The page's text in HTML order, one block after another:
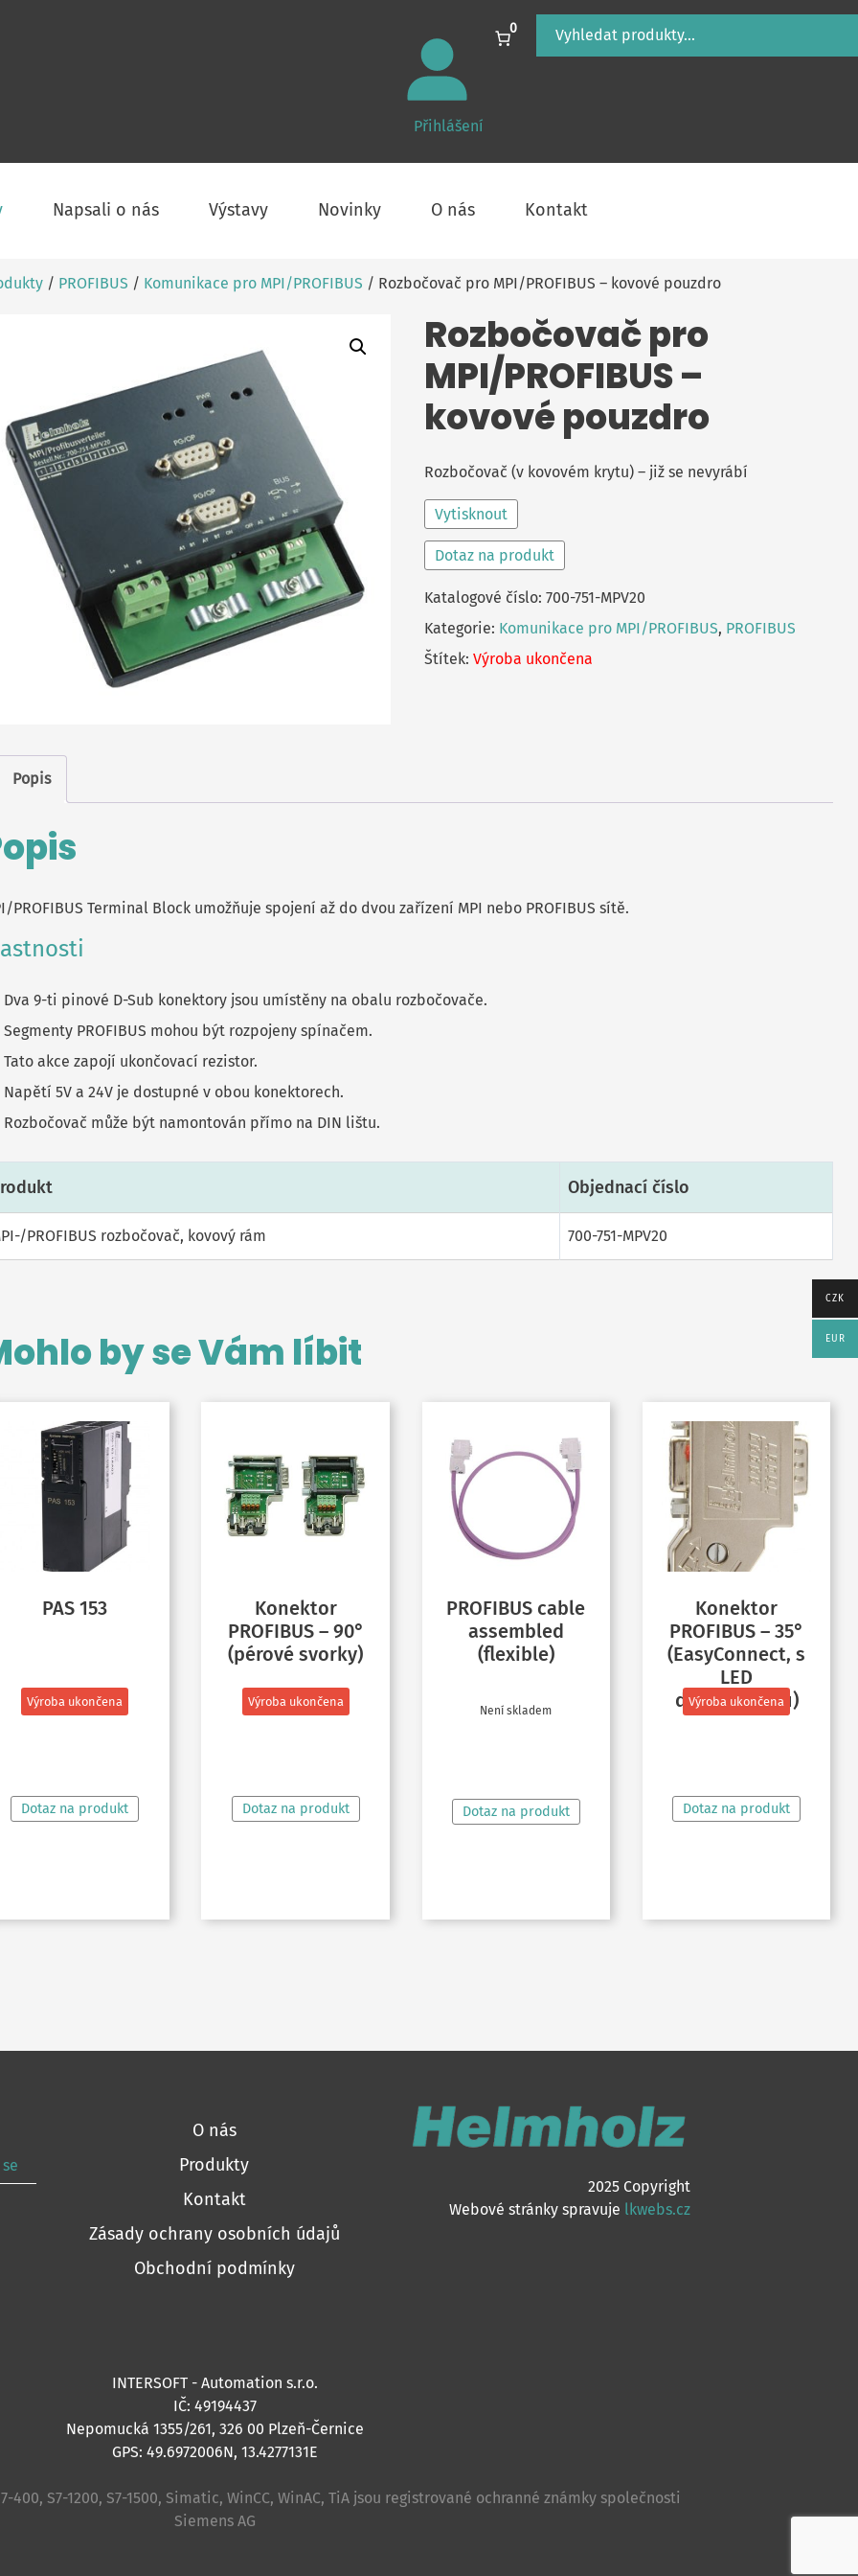
Přihlášení
0 Hledání
Napsali o nás Výstavy Novinky O nás Kontakt
/ PROFIBUS / Komunikace pro MPI/PROFIBUS / Rozbočovač pro MPI/PROFIBUS – kovové pouzdro
Rozbočovač pro
MPI/PROFIBUS –
kovové pouzdro
Rozbočovač (v kovovém krytu) – již se nevyrábí
Vytisknout
Dotaz na produkt
Katalogové číslo:700-751-MPV20
Kategorie: Komunikace pro MPI/PROFIBUS, PROFIBUS
Štítek:Výroba ukončena
Popis
PROFIBUS Terminal Block umožňuje spojení až do dvou zařízení MPI nebo PROFIBUS sítě.
Dva 9-ti pinové D-Sub konektory jsou umístěny na obalu rozbočovače.
Segmenty PROFIBUS mohou být rozpojeny spínačem.
Tato akce zapojí ukončovací rezistor.
Napětí 5V a 24V je dostupné v obou konektorech.
Rozbočovač může být namontován přímo na DIN lištu.
Objednací číslo
PROFIBUS rozbočovač, kovový rám 700-751-MPV20
by se Vám líbit
PAS 153
Výroba ukončena
Dotaz na produkt
Konektor
PROFIBUS – 90°
(pérové svorky)
Výroba ukončena
Dotaz na produkt
PROFIBUS cable
assembled
(flexible)
Není skladem
Dotaz na produkt
Konektor
PROFIBUS – 35°
(EasyConnect, s
LED
diagnostikou)
Výroba ukončena
Dotaz na produkt
O nás
Produkty
Kontakt
Zásady ochrany osobních údajů
Obchodní podmínky
2025 Copyright
Webové stránky spravuje lkwebs.cz
INTERSOFT - Automation s.r.o.
IČ: 49194437
Nepomucká 1355/261, 326 00 Plzeň-Černice
GPS: 49.6972006N, 13.4277131E
400, S7-1200, S7-1500, Simatic, WinCC, WinAC, TiA jsou registrované ochranné známky společnosti
Siemens AG
CZK
EUR